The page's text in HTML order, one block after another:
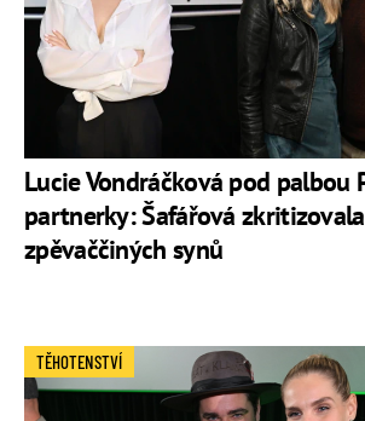
Lucie Vondráčková pod palbou
partnerky: Šafářová
zpěvaččiných synů
TĚHOTENSTVÍ